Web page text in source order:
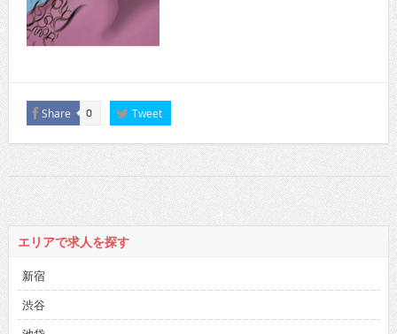
Share 0 Tweet
エリアで求人を探す
新宿
渋谷